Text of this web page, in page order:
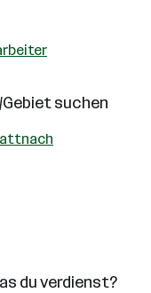
suchen
du verdienst?